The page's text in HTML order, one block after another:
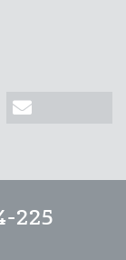
225